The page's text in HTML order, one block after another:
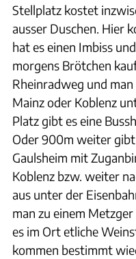
Stellplatz kostet
ausser Duschen. Hier
hat es einen Imbiss
morgens Brötchen
Rheinradweg und
Mainz oder Koblenz
Platz gibt es eine
Oder 900m weiter
Gaulsheim mit
Koblenz bzw. weiter
aus unter der
man zu einem
es im Ort etliche
kommen bestimmt